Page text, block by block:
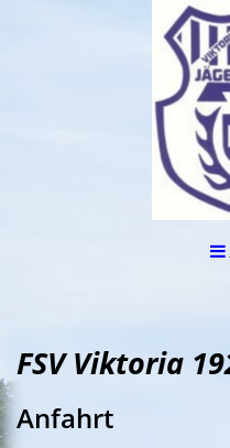
FSV Viktoria
Anfahrt